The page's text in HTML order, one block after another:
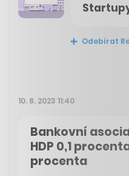
Odebírat
10. 8. 2023 11:40
Bankovní
HDP 0,1
procenta